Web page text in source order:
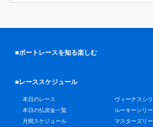
■ボートレースを知る楽しむ
■レーススケジュール
本日のレース
本日の払戻金一覧
月間スケジュール
ヴィーナスシ
ルーキーシリ
マスターズリ